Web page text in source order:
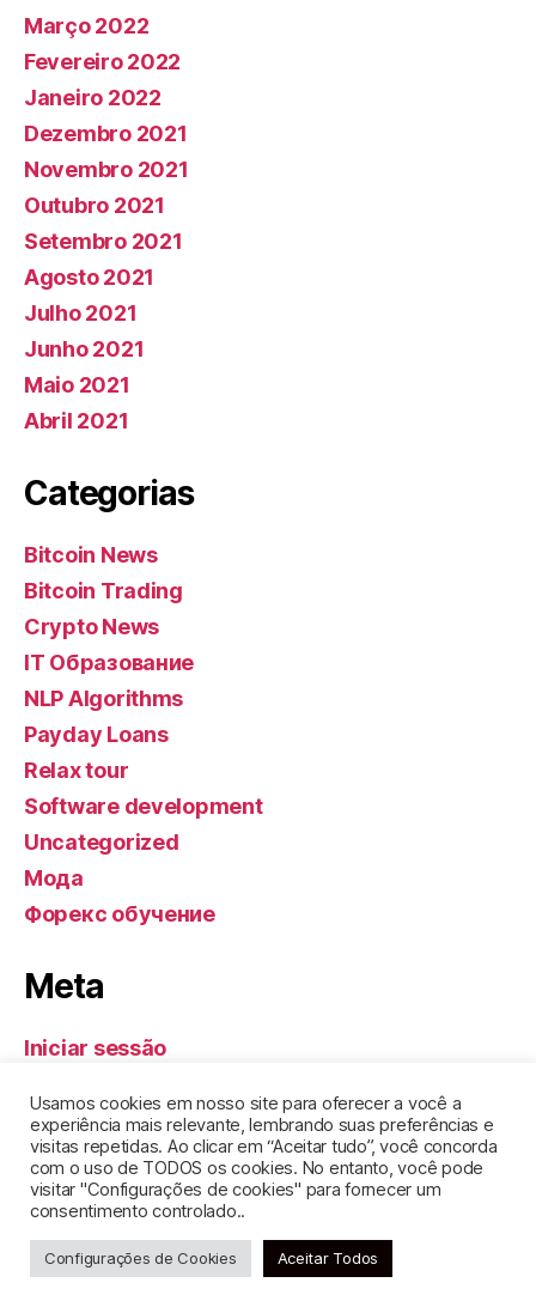
Março 2022
Fevereiro 2022
Janeiro 2022
Dezembro 2021
Novembro 2021
Outubro 2021
Setembro 2021
Agosto 2021
Julho 2021
Junho 2021
Maio 2021
Abril 2021
Categorias
Bitcoin News
Bitcoin Trading
Crypto News
IT Образование
NLP Algorithms
Payday Loans
Relax tour
Software development
Uncategorized
Мода
Форекс обучение
Meta
Iniciar sessão
Feed de comentários
WordPress.org
© 2026GEL DE SANTA CLARA
Usamos cookies em nosso site para oferecer a você a
experiência mais relevante, lembrando suas preferências e
visitas repetidas. Ao clicar em “Aceitar tudo”, você concorda
com o uso de TODOS os cookies. No entanto, você pode
visitar "Configurações de cookies" para fornecer um
consentimento controlado..
Configurações de Cookies Aceitar Todos